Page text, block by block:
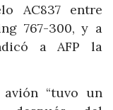
AC837 entre
767-300, y a
a AFP la
“tuvo un